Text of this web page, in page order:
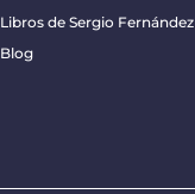
Libros de Sergio Fernández
Blog